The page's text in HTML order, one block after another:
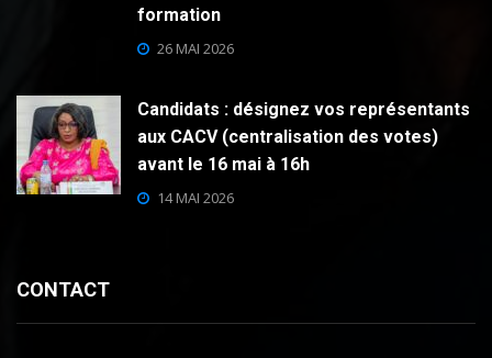
formation
26 MAI 2026
Candidats : désignez vos représentants
aux CACV (centralisation des votes)
avant le 16 mai à 16h
14 MAI 2026
CONTACT